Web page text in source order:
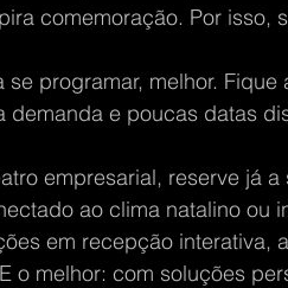
comemoração. Por isso,
programar, melhor.
demanda e poucas datas
empresarial, reserve já
ao clima natalino ou
em recepção interativa,
o melhor: com soluções